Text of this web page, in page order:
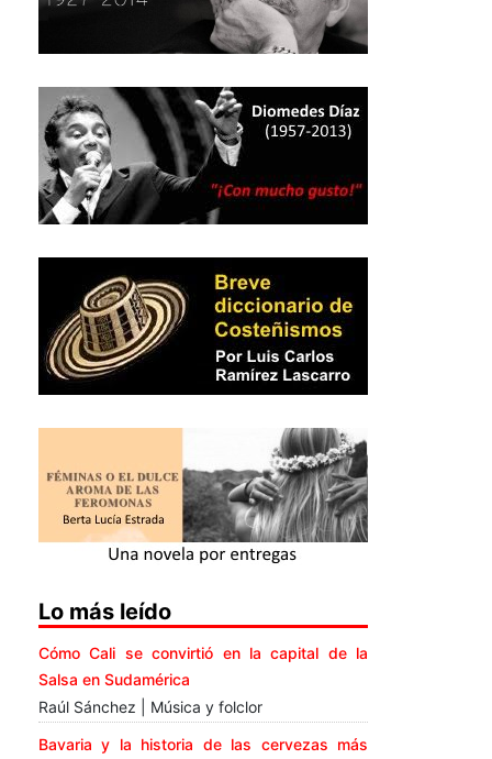
Lo más leído
Cómo Cali se convirtió en la capital de la
Salsa en Sudamérica
Raúl Sánchez | Música y folclor
Bavaria y la historia de las cervezas más